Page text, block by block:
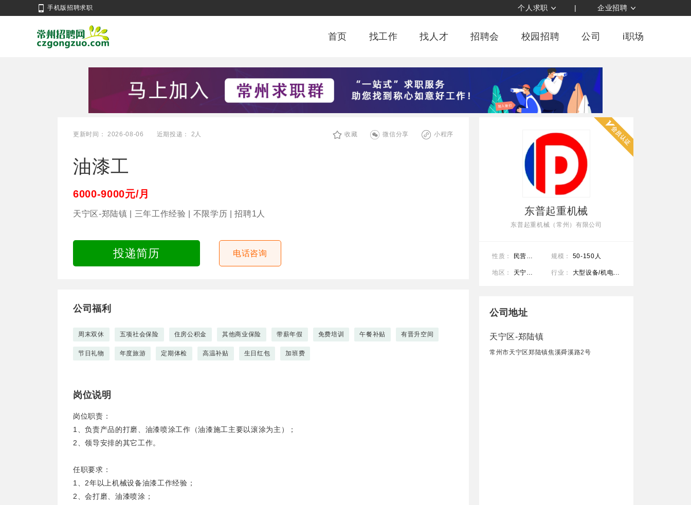
手机版招聘求职 个人求职 | 企业招聘
首页 找工作 找人才 招聘会 校园招聘 公司 i职场
近期投递： 2人
更新时间： 2026-08-06 收藏 微信分享 小程序
油漆工
6000-9000元/月
天宁区-郑陆镇 | 三年工作经验 | 不限学历 | 招聘1人
投递简历 电话咨询
公司福利
周末双休 五项社会保险 住房公积金 其他商业保险 带薪年假 免费培训 午餐补贴 有晋升空间
节日礼物 年度旅游 定期体检 高温补贴 生日红包 加班费
岗位说明
岗位职责：
1、负责产品的打磨、油漆喷涂工作（油漆施工主要以滚涂为主）；
2、领导安排的其它工作。
任职要求：
1、2年以上机械设备油漆工作经验；
2、会打磨、油漆喷涂；
东普起重机械
东普起重机械（常州）有限公司
性质： 民营公司 规模： 50-150人
地区： 天宁区-郑陆镇 行业： 大型设备/机电设备/重工业
公司地址
天宁区-郑陆镇
常州市天宁区郑陆镇焦溪舜溪路2号